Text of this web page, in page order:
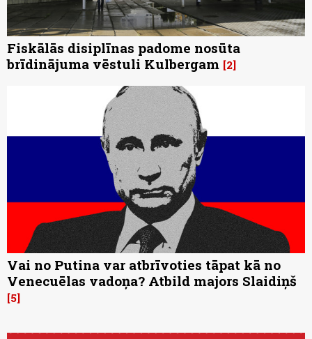
Fiskālās disiplīnas padome nosūta
brīdinājuma vēstuli Kulbergam 2
Vai no Putina var atbrīvoties tāpat kā no
Venecuēlas vadoņa? Atbild majors Slaidiņš
5